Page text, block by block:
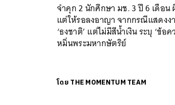
จำคุก 2 นักศึกษา มช. 3 ปี 6 เดือน
แต่ให้รอลงอาญา จากกรณีแสดงง
‘ธงชาติ’ แต่ไม่มีสีน้ำเงิน ระบุ ‘ข้อค
หมิ่นพระมหากษัตริย์
โดย THE MOMENTUM TEAM